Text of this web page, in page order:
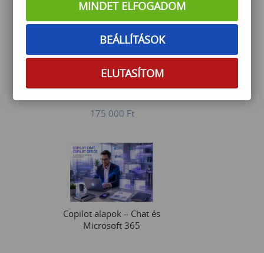
Power BI középhaladó– DAX
függvények és dinamikus
riportok
175 000 Ft
Copilot alapok – Chat és
Microsoft 365
MINDET ELFOGADOM
BEÁLLÍTÁSOK
ELUTASÍTOM